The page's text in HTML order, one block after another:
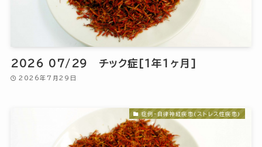
2026 07/29 チック症[1年1ヶ月]
2026年7月29日
症例-自律神経疾患(ストレス性疾患)